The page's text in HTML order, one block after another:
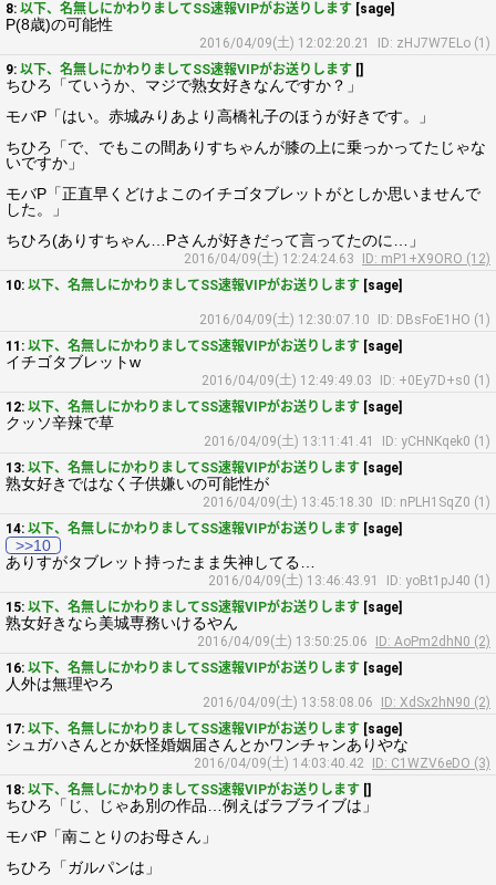
8: 以下、名無しにかわりましてSS速報VIPがお送りします [sage]
P(8歳)の可能性
2016/04/09(土) 12:02:20.21
ID: zHJ7W7ELo (1)
9: 以下、名無しにかわりましてSS速報VIPがお送りします []
ちひろ「ていうか、マジで熟女好きなんですか？」
モバP「はい。赤城みりあより高橋礼子のほうが好きです。」
ちひろ「で、でもこの間ありすちゃんが膝の上に乗っかってたじゃな
いですか」
モバP「正直早くどけよこのイチゴタブレットがとしか思いませんで
した。」
ちひろ(ありすちゃん…Pさんが好きだって言ってたのに…」
2016/04/09(土) 12:24:24.63
ID: mP1+X9ORO (12)
10: 以下、名無しにかわりましてSS速報VIPがお送りします [sage]
2016/04/09(土) 12:30:07.10
ID: DBsFoE1HO (1)
11: 以下、名無しにかわりましてSS速報VIPがお送りします [sage]
イチゴタブレットw
2016/04/09(土) 12:49:49.03
ID: +0Ey7D+s0 (1)
12: 以下、名無しにかわりましてSS速報VIPがお送りします [sage]
クッソ辛辣で草
2016/04/09(土) 13:11:41.41
ID: yCHNKqek0 (1)
13: 以下、名無しにかわりましてSS速報VIPがお送りします [sage]
熟女好きではなく子供嫌いの可能性が
2016/04/09(土) 13:45:18.30
ID: nPLH1SqZ0 (1)
14: 以下、名無しにかわりましてSS速報VIPがお送りします [sage]
>>10
ありすがタブレット持ったまま失神してる…
2016/04/09(土) 13:46:43.91
ID: yoBt1pJ40 (1)
15: 以下、名無しにかわりましてSS速報VIPがお送りします [sage]
熟女好きなら美城専務いけるやん
2016/04/09(土) 13:50:25.06
ID: AoPm2dhN0 (2)
16: 以下、名無しにかわりましてSS速報VIPがお送りします [sage]
人外は無理やろ
2016/04/09(土) 13:58:08.06
ID: XdSx2hN90 (2)
17: 以下、名無しにかわりましてSS速報VIPがお送りします [sage]
シュガハさんとか妖怪婚姻届さんとかワンチャンありやな
2016/04/09(土) 14:03:40.42
ID: C1WZV6eDO (3)
18: 以下、名無しにかわりましてSS速報VIPがお送りします []
ちひろ「じ、じゃあ別の作品…例えばラブライブは」
モバP「南ことりのお母さん」
ちひろ「ガルパンは」